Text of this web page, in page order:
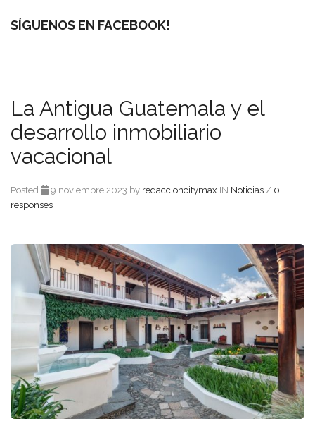
SÍGUENOS EN FACEBOOK!
La Antigua Guatemala y el
desarrollo inmobiliario
vacacional
Posted 9 noviembre 2023 by redaccioncitymax IN Noticias / 0
responses